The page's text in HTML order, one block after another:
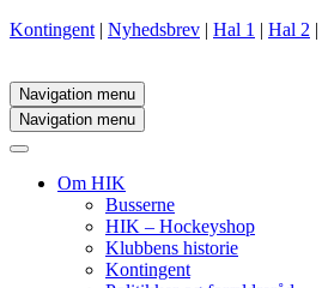
Kontingent | Nyhedsbrev | Hal 1 | Hal 2 |
Navigation menu
Navigation menu
Om HIK
Busserne
HIK – Hockeyshop
Klubbens historie
Kontingent